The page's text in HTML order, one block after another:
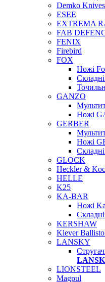
Demko Knives
ESEE
EXTREMA
FAB
FENIX
Firebird
FOX
Ножі
GANZO
Ножі
GERBER
Ножі
GLOCK
Heckler &
HELLE
K25
KA-BAR
Ножі
KERSHAW
Klever
LANSKY
LIONSTEEL
Magpul